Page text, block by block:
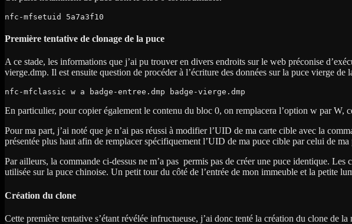
nfc-mfsetuid 5a7a3f10
Première tentative de clonage de la puce
A ce stade, les informations que j’ai pu trouver en divers endroits sur le web préconise
vierge.dmp. Il est ensuite question de procéder à l’écriture des données sur la puce vierge de
nfc-mfclassic w a badge-entree.dmp badge-vierge.dmp
En particulier, pour copier également le contenu du bloc 0, on remplacera l’option w par W,
Pour ma part, j’ai noté que je n’ai pas réussi à modifier l’UID de ma carte cible avec la
présentée plus haut afin de remplacer spécifiquement l’UID de ma puce cible par celui de
Par ailleurs, la commande ci-dessus ne m’a pas permis pas de créer une puce identique.
utilisée sur la puce chinoise. Un petit tour du côté de l’entrée de mon immeuble et la petite
Création du clone
Cette première tentative s’étant révélée infructueuse, j’ai donc tenté la création du clone de la